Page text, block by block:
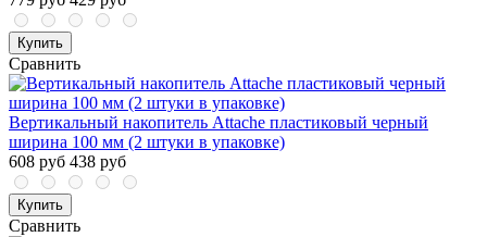
Купить
Сравнить
Вертикальный накопитель Attache пластиковый черный
ширина 100 мм (2 штуки в упаковке)
608 руб 438 руб
Купить
Сравнить